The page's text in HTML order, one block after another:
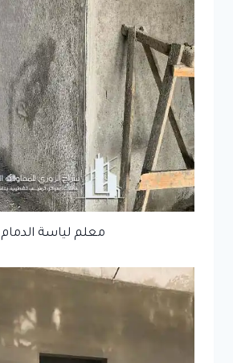
معلم لياسة الدمام